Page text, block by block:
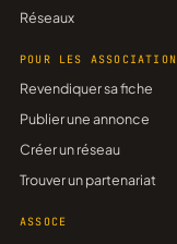
Réseaux
POUR LES
Revendiquer sa fiche
Publier une annonce
Créer un réseau
Trouver un partenariat
ASSOCE